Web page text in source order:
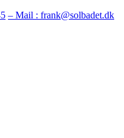
– Mail : frank@solbadet.dk